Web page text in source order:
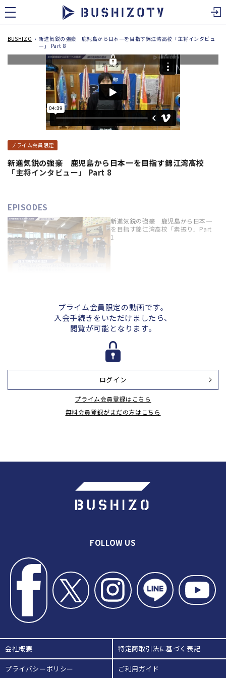
に
進
BUSHIZO › 新進気鋭の強豪 鹿児島から日本一を目指す錦江湾高校「主将インタビュ
ー」 Part 8
プライム会員限定
新進気鋭の強豪 鹿児島から日本一を目指す錦江湾高校
「主将インタビュー」 Part 8
EPISODES
新進気鋭の強豪 鹿児島から日本一
を目指す錦江湾高校「素振り」Part
1
を目指す錦江湾高校「基本稽古1」
Part 3
新進気鋭の強豪 鹿児島から日本一
を目指す錦江湾高校「基本稽古2」
Part 4
を目指す錦江湾高校「地稽古」Part
新進気鋭の強豪 鹿児島から日本一
を目指す錦江湾高校「稽古終了」
Part 7
新進気鋭の強豪 鹿児島から日本一
新進気鋭の強豪 鹿児島から日本一
を目指す錦江湾高校「濵田監督イン
プライム会員限定の動画です。
入会手続きをいただけましたら、
閲覧が可能となります。
ログイン
プライム会員登録はこちら
無料会員登録がまだの方はこちら
FOLLOW US
会社概要 特定商取引法に基づく表記
プライバシーポリシー ご利用ガイド